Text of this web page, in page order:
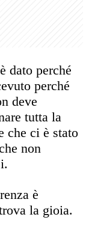
dato perché
perché
deve
tutta la
che ci è stato
non
è
la gioia.